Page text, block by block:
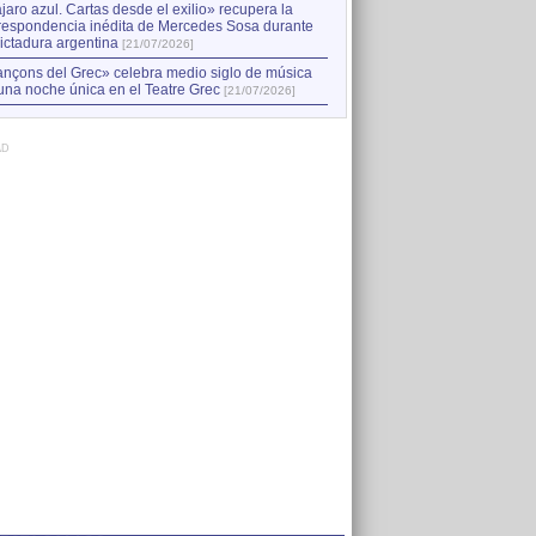
azul. Cartas desde el exilio» recupera la
inédita de Mercedes Sosa durante
argentina [21/07/2026]
del Grec» celebra medio siglo de música
noche única en el Teatre Grec [21/07/2026]